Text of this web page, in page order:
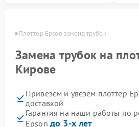
Плоттер Epson замена трубок
Замена трубок на
Кирове
Привезем и увезем плоттер
доставкой
Гарантия на наши работы по
Epson до 3-х лет